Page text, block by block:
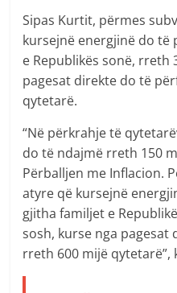
Sipas Kurtit, përmes
kursejnë energjinë do
e Republikës sonë, rreth
pagesat direkte do të
qytetarë.
“Në përkrahje të
do të ndajmë rreth 150
Përballjen me Inflacion.
atyre që kursejnë
gjitha familjet e
sosh, kurse nga
rreth 600 mijë qytetarë”,